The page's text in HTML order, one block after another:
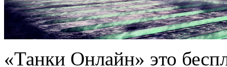
«Танки Онлайн» это